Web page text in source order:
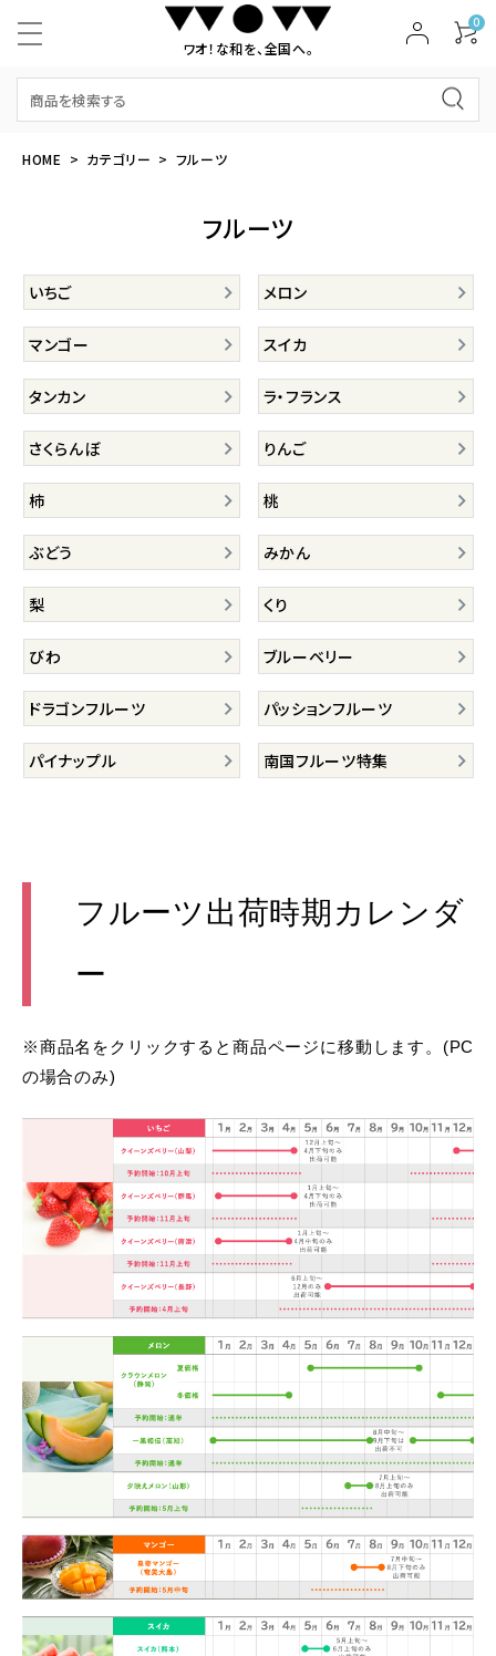
ワオ！な和を、全国へ。
0
HOME カテゴリー フルーツ
フルーツ
いちご メロン
マンゴー スイカ
タンカン ラ・フランス
さくらんぼ りんご
柿 桃
ぶどう みかん
梨 くり
びわ ブルーベリー
ドラゴンフルーツ パッションフルーツ
パイナップル 南国フルーツ特集
フルーツ出荷時期カレンダ
ー
※商品名をクリックすると商品ページに移動します。(PC
の場合のみ)